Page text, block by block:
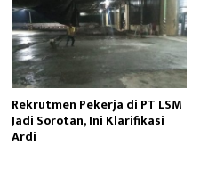
Rekrutmen Pekerja di PT LSM
Jadi Sorotan, Ini Klarifikasi
Ardi